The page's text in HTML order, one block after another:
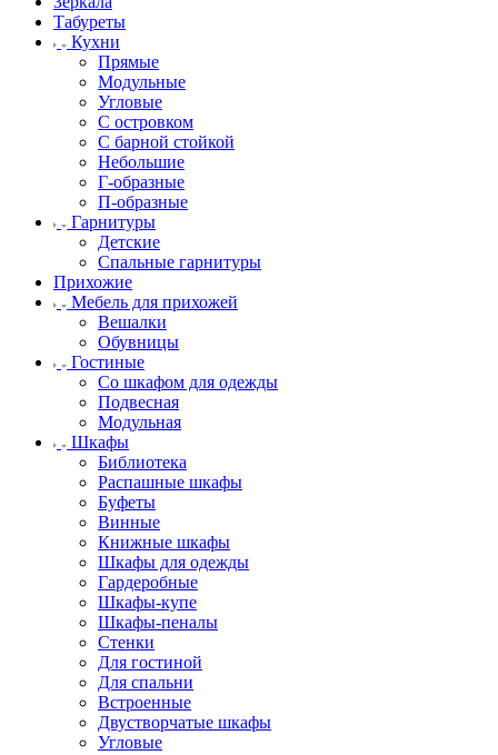
Табуреты
Кухни
Прямые
Модульные
Угловые
С островком
С барной стойкой
Небольшие
Г-образные
П-образные
Гарнитуры
Детские
Спальные гарнитуры
Прихожие
Мебель для прихожей
Вешалки
Обувницы
Гостиные
Со шкафом для одежды
Подвесная
Модульная
Шкафы
Библиотека
Распашные шкафы
Буфеты
Винные
Книжные шкафы
Шкафы для одежды
Гардеробные
Шкафы-купе
Шкафы-пеналы
Стенки
Для гостиной
Для спальни
Встроенные
Двустворчатые шкафы
Угловые